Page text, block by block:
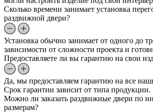
Сколько времени занимает установка
раздвижной двери?
Установка обычно занимает от одного до
зависимости от сложности проекта и
Предоставляете ли вы гарантию на свои
Да, мы предоставляем гарантию на все
Срок гарантии зависит от типа продукции.
Можно ли заказать раздвижные двери по
размерам?